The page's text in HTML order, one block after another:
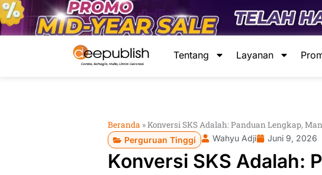
Lewati
ke
konten
Tentang
Layanan
Beranda »Konversi SKS Adalah: Panduan Lengkap,
Perguruan Tinggi Wahyu Adji Juni 9, 2026
Konversi SKS Adalah: